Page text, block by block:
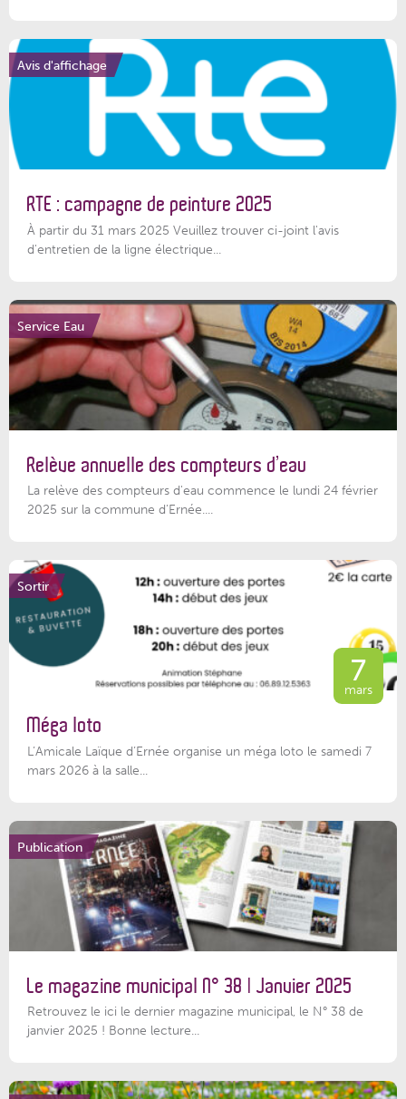
Avis d'affichage
RTE : campagne de peinture 2025
À partir du 31 mars 2025 Veuillez trouver ci-joint l'avis
d'entretien de la ligne électrique...
Service Eau
Relève annuelle des compteurs d’eau
La relève des compteurs d'eau commence le lundi 24 février
2025 sur la commune d’Ernée....
Sortir
7
mars
Méga loto
L’Amicale Laïque d’Ernée organise un méga loto le samedi 7
mars 2026 à la salle...
Publication
Le magazine municipal N° 38 | Janvier 2025
Retrouvez le ici le dernier magazine municipal, le N° 38 de
janvier 2025 ! Bonne lecture...